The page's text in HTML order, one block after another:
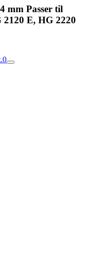
mm Passer til
E, HG 2220
0